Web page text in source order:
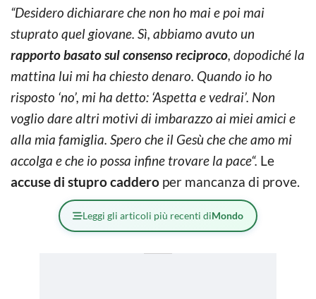
“Desidero dichiarare che non ho mai e poi mai
stuprato quel giovane. Sì, abbiamo avuto un
rapporto basato sul consenso reciproco, dopodiché la
mattina lui mi ha chiesto denaro. Quando io ho
risposto ‘no’, mi ha detto: ‘Aspetta e vedrai’. Non
voglio dare altri motivi di imbarazzo ai miei amici e
alla mia famiglia. Spero che il Gesù che che amo mi
accolga e che io possa infine trovare la pace“. Le
accuse di stupro caddero per mancanza di prove.
Leggi gli articoli più recenti diMondo